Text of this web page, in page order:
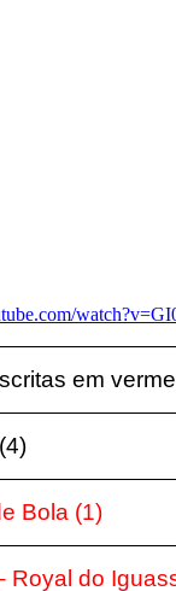
em
(4)
Bola (1)
Royal do